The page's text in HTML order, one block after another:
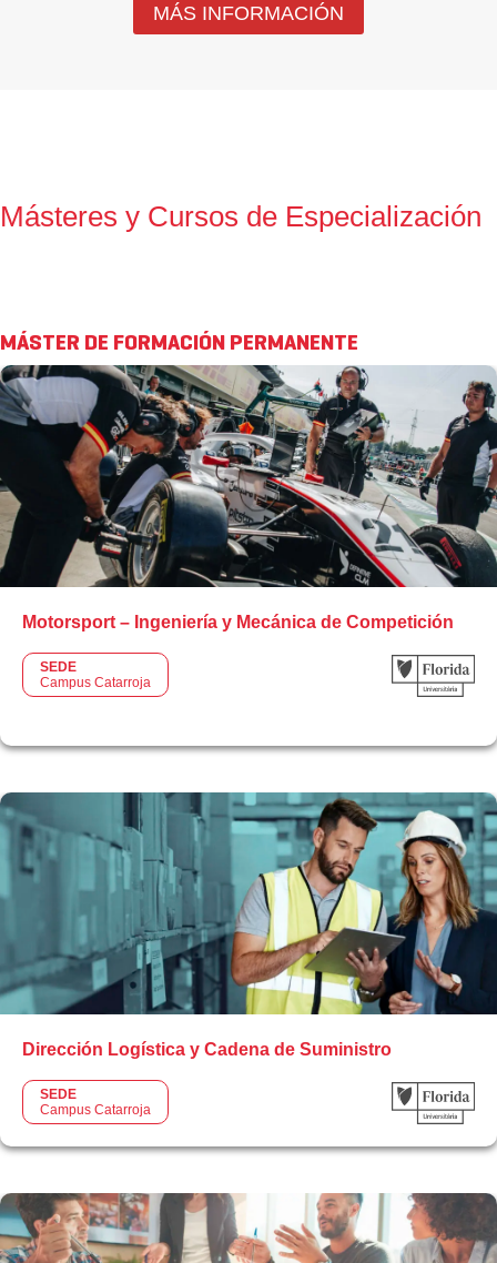
MÁS INFORMACIÓN
Másteres y Cursos de Especialización
MÁSTER DE FORMACIÓN PERMANENTE
Motorsport – Ingeniería y Mecánica de Competición
SEDE
Campus Catarroja
Dirección Logística y Cadena de Suministro
SEDE
Campus Catarroja